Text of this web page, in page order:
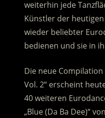
weiterhin jede
Künstler der
wieder beliebter
bedienen und sie in
Die neue Compilation
Vol. 2“ erscheint
40 weiteren
„Blue (Da Ba Dee)“